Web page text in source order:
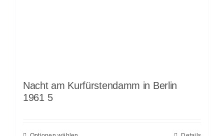
Nacht am Kurfürstendamm in Berlin
1961 5